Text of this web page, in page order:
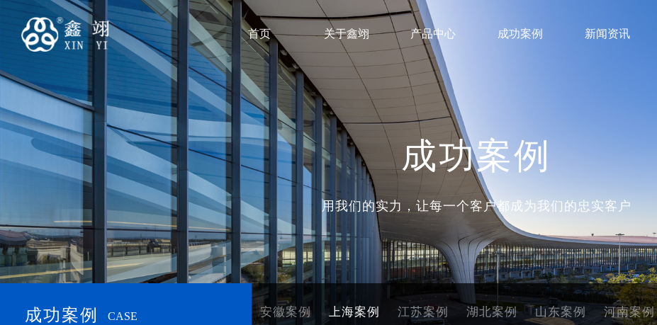
首页 关于鑫翊 产品中心 成功案例 新闻资讯
成功案例
用我们的实力，让每一个客户都成为我们的忠实客户
成功案例 CASE 安徽案例 上海案例 江苏案例 湖北案例 山东案例 河南案例